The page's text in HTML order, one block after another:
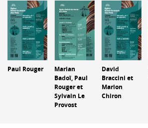
Paul Rouger
Marian
Badoï, Paul
Rouger et
Sylvain Le
Provost
David
Braccini et
Marion
Chiron